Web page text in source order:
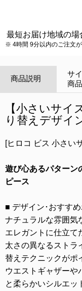
最短お届け地域の場
※ 4時間 9分以内のご注文が
商品説明
サ
商
【小さいサイ
り替えデザイ
[ヒロコ ビス 小さい
遊び心あるパターン
ピース
■ デザイン･おすすめ
ナチュラルな雰囲気
エレガントに仕立て
太さの異なるストラ
替えテクニックがポ
ウエストギャザーや
と柔らかいシルエッ